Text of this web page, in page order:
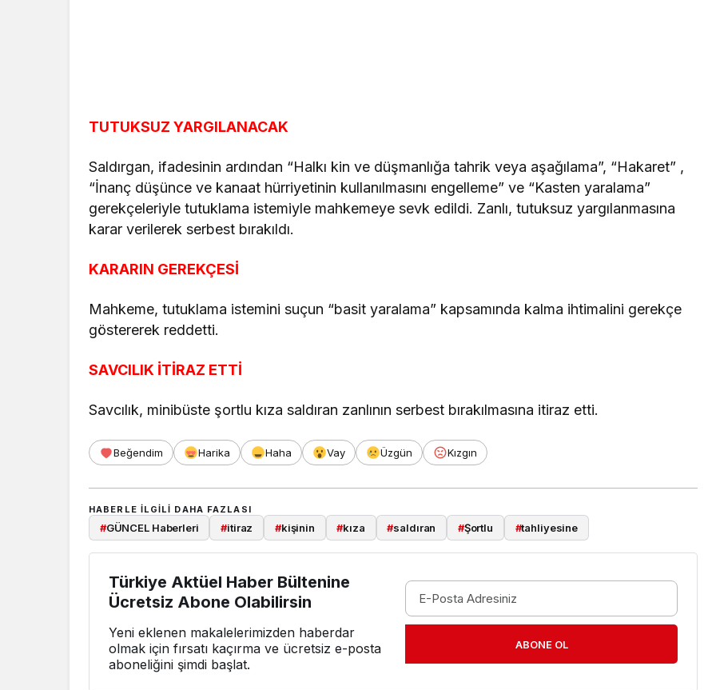
TUTUKSUZ YARGILANACAK
Saldırgan, ifadesinin ardından “Halkı kin ve düşmanlığa tahrik veya aşağılama”, “Hakaret” ,
“İnanç düşünce ve kanaat hürriyetinin kullanılmasını engelleme” ve “Kasten yaralama”
gerekçeleriyle tutuklama istemiyle mahkemeye sevk edildi. Zanlı, tutuksuz yargılanmasına
karar verilerek serbest bırakıldı.
KARARIN GEREKÇESİ
Mahkeme, tutuklama istemini suçun “basit yaralama” kapsamında kalma ihtimalini gerekçe
göstererek reddetti.
SAVCILIK İTİRAZ ETTİ
Savcılık, minibüste şortlu kıza saldıran zanlının serbest bırakılmasına itiraz etti.
Beğendim Harika Haha Vay Üzgün Kızgın
HABERLE ILGILI DAHA FAZLASI
#GÜNCEL Haberleri #itiraz #kişinin #kıza #saldıran #Şortlu #tahliyesine
Türkiye Aktüel Haber Bültenine
Ücretsiz Abone Olabilirsin
Yeni eklenen makalelerimizden haberdar
olmak için fırsatı kaçırma ve ücretsiz e-posta
aboneliğini şimdi başlat.
ABONE OL